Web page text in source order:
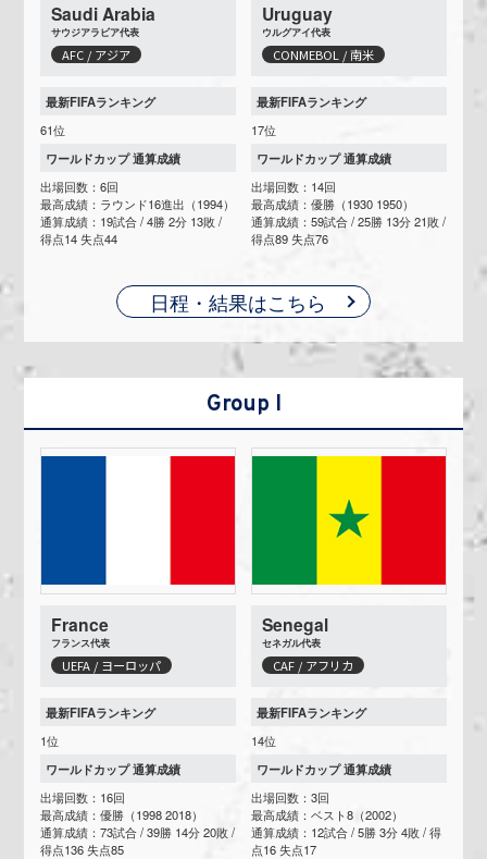
Saudi Arabia
サウジアラビア代表
AFC / アジア
最新FIFAランキング
61位
ワールドカップ 通算成績
出場回数：6回
最高成績：ラウンド16進出（1994）
通算成績：19試合 / 4勝 2分 13敗 /
得点14 失点44
Uruguay
ウルグアイ代表
CONMEBOL / 南米
最新FIFAランキング
17位
ワールドカップ 通算成績
出場回数：14回
最高成績：優勝（1930 1950）
通算成績：59試合 / 25勝 13分 21敗 /
得点89 失点76
日程・結果はこちら
Group I
France
フランス代表
UEFA / ヨーロッパ
最新FIFAランキング
1位
ワールドカップ 通算成績
出場回数：16回
最高成績：優勝（1998 2018）
通算成績：73試合 / 39勝 14分 20敗 /
得点136 失点85
Senegal
セネガル代表
CAF / アフリカ
最新FIFAランキング
14位
ワールドカップ 通算成績
出場回数：3回
最高成績：ベスト8（2002）
通算成績：12試合 / 5勝 3分 4敗 / 得
点16 失点17